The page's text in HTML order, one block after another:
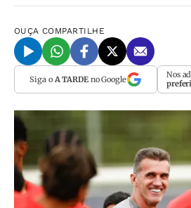
OUÇA COMPARTILHE
Siga o A TARDEno Google Nos